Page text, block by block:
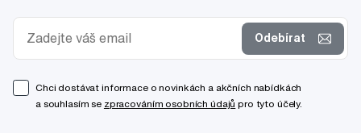
Odebírat
Chci dostávat informace o novinkách a akčních nabídkách
a souhlasím se zpracováním osobních údajů pro tyto účely.